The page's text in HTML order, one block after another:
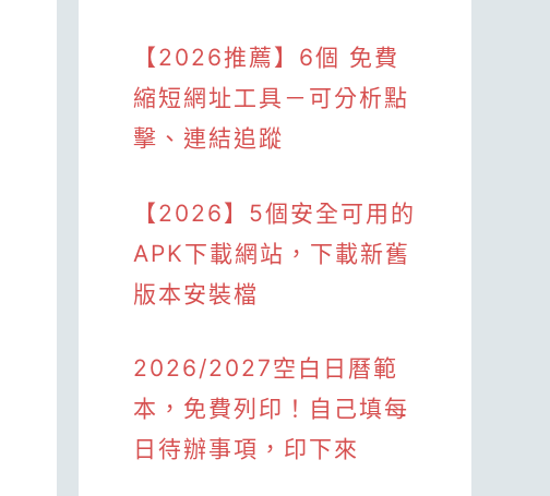
【2026推薦】6個 免費
縮短網址工具－可分析點
擊、連結追蹤
【2026】5個安全可用的
APK下載網站，下載新舊
版本安裝檔
2026/2027空白日曆範
本，免費列印！自己填每
日待辦事項，印下來